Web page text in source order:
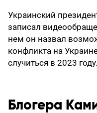
Украинский
записал
нем он назвал
конфликта на
случиться в 2023 году.
Блогера